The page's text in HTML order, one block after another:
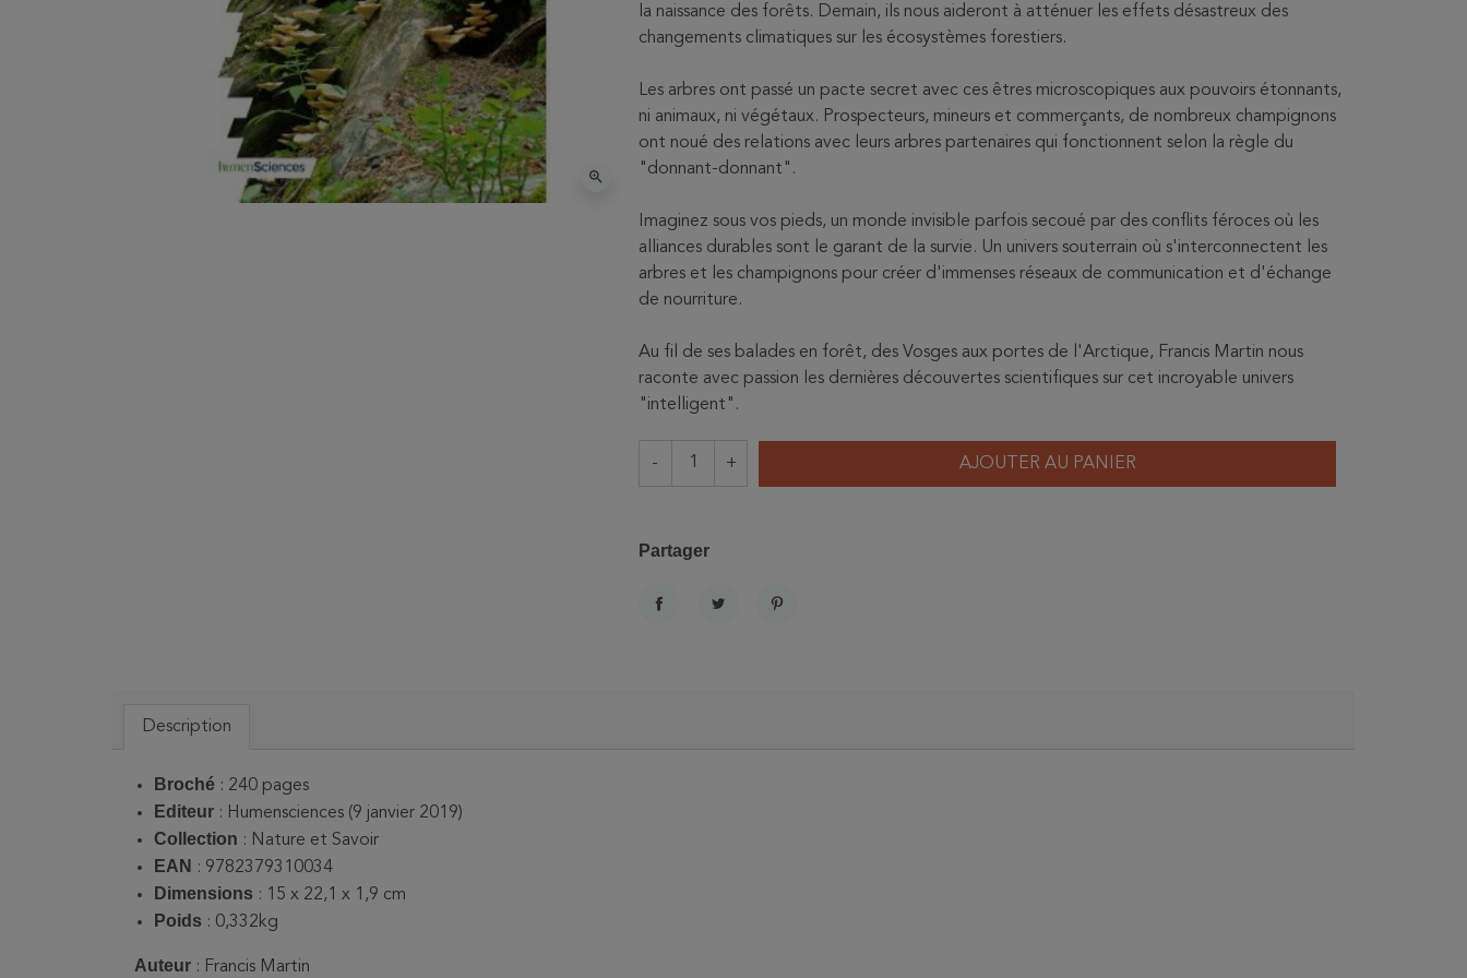
zoom_in
la naissance des forêts. Demain, ils nous aideront à atténuer les effets désastreux des
changements climatiques sur les écosystèmes forestiers.
Les arbres ont passé un pacte secret avec ces êtres microscopiques aux pouvoirs étonnants,
ni animaux, ni végétaux. Prospecteurs, mineurs et commerçants, de nombreux champignons
ont noué des relations avec leurs arbres partenaires qui fonctionnent selon la règle du
"donnant-donnant".
Imaginez sous vos pieds, un monde invisible parfois secoué par des conflits féroces où les
alliances durables sont le garant de la survie. Un univers souterrain où s'interconnectent les
arbres et les champignons pour créer d'immenses réseaux de communication et d'échange
de nourriture.
Au fil de ses balades en forêt, des Vosges aux portes de l'Arctique, Francis Martin nous
raconte avec passion les dernières découvertes scientifiques sur cet incroyable univers
"intelligent".
- + AJOUTER AU PANIER
Partager
Description
Broché : 240 pages
Editeur : Humensciences (9 janvier 2019)
Collection : Nature et Savoir
EAN : 9782379310034
Dimensions : 15 x 22,1 x 1,9 cm
Poids : 0,332kg
Auteur : Francis Martin